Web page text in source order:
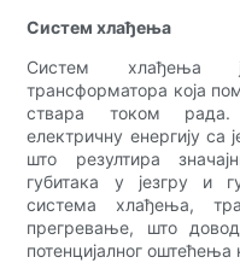
Систем хлађења
Систем хлађења
трансформатора која
ствара током рада.
електричну енергију са
што резултира
губитака у језгру и
система хлађења,
прегревање, што
потенцијалног оштећења